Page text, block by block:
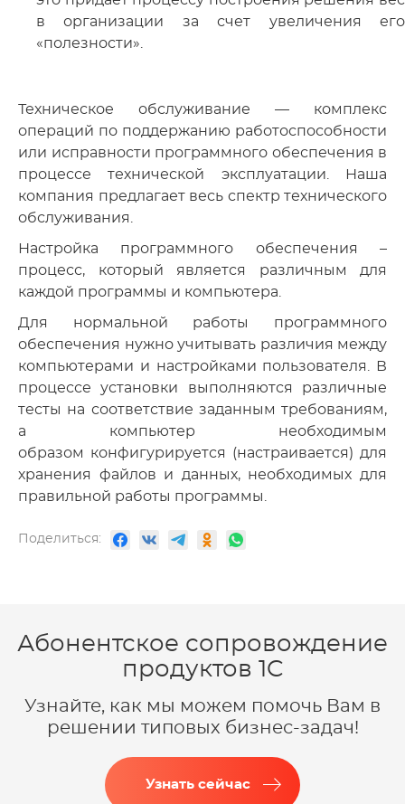
в организации за счет увеличения его
«полезности».
Техническое обслуживание — комплекс
операций по поддержанию работоспособности
или исправности программного обеспечения в
процессе технической эксплуатации. Наша
компания предлагает весь спектр технического
обслуживания.
Настройка программного обеспечения –
процесс, который является различным для
каждой программы и компьютера.
Для нормальной работы программного
обеспечения нужно учитывать различия между
компьютерами и настройками пользователя. В
процессе установки выполняются различные
тесты на соответствие заданным требованиям,
а компьютер необходимым
образом конфигурируется (настраивается) для
хранения файлов и данных, необходимых для
правильной работы программы.
Поделиться:
Абонентское сопровождение
продуктов 1C
Узнайте, как мы можем помочь Вам в
решении типовых бизнес-задач!
Узнать сейчас